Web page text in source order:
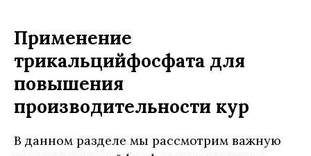
Применение
трикальцийфосфата для
повышения
производительности кур
В данном разделе мы рассмотрим важную